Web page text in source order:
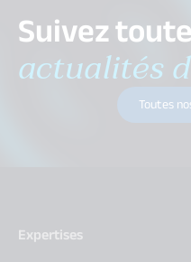
Suivez
actualités
Toutes
Expertises